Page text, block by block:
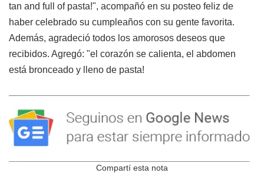
tan and full of pasta!", acompañó en su posteo feliz de
haber celebrado su cumpleaños con su gente favorita.
Además, agradeció todos los amorosos deseos que
recibidos. Agregó: "el corazón se calienta, el abdomen
está bronceado y lleno de pasta!